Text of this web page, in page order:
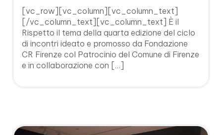
[vc_row][vc_column][vc_column_text]
[/vc_column_text][vc_column_text] È il
Rispetto il tema della quarta edizione del ciclo
di incontri ideato e promosso da Fondazione
CR Firenze col Patrocinio del Comune di Firenze
e in collaborazione con […]